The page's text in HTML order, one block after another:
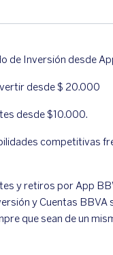
de Inversión desde
desde $ 20.000
desde $10.000.
competitivas
y retiros por App
y Cuentas BBVA
que sean de un